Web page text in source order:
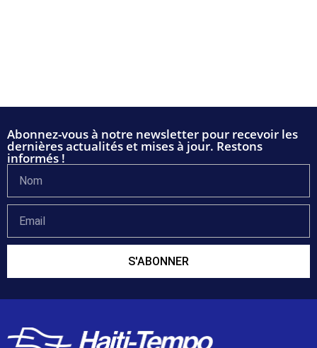
Abonnez-vous à notre newsletter pour recevoir les
dernières actualités et mises à jour. Restons
informés !
S'ABONNER